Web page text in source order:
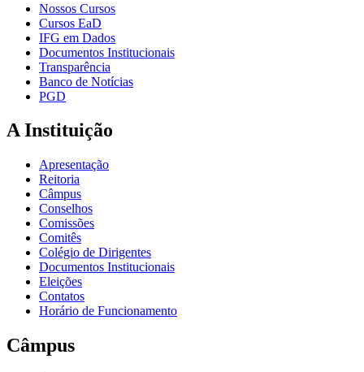
Nossos Cursos
Cursos EaD
IFG em Dados
Documentos Institucionais
Transparência
Banco de Notícias
PGD
A Instituição
Apresentação
Reitoria
Câmpus
Conselhos
Comissões
Comitês
Colégio de Dirigentes
Documentos Institucionais
Eleições
Contatos
Horário de Funcionamento
Câmpus